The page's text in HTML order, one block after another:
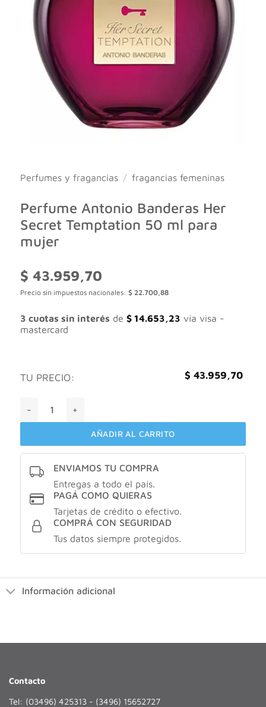
Perfumes y fragancias / fragancias femeninas
Perfume Antonio Banderas Her
Secret Temptation 50 ml para
mujer
$ 43.959,70
Precio sin impuestos nacionales: $ 22.700,88
3 cuotas sin interés de $14.653,23 vía visa -
mastercard
TU PRECIO: $ 43.959,70
Perfume Antonio Banderas Her Secret Temptation 50 ml
AÑADIR AL CARRITO
ENVIAMOS TU COMPRA
Entregas a todo el país.
PAGÁ COMO QUIERAS
Tarjetas de crédito o efectivo.
COMPRÁ CON SEGURIDAD
Tus datos siempre protegidos.
Información adicional
Contacto
Tel: (03496) 425313 - (3496) 15652727